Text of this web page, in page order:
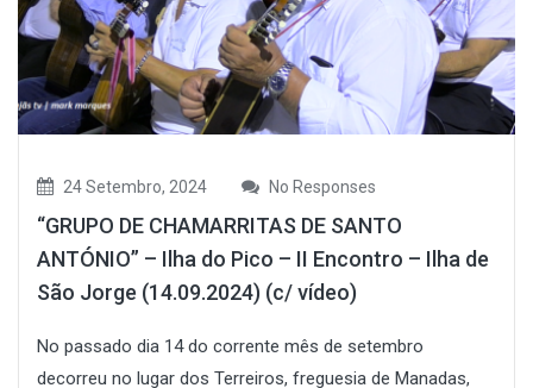
24 Setembro, 2024 No Responses
“GRUPO DE CHAMARRITAS DE SANTO
ANTÓNIO” – Ilha do Pico – II Encontro – Ilha de
São Jorge (14.09.2024) (c/ vídeo)
No passado dia 14 do corrente mês de setembro
decorreu no lugar dos Terreiros, freguesia de Manadas,